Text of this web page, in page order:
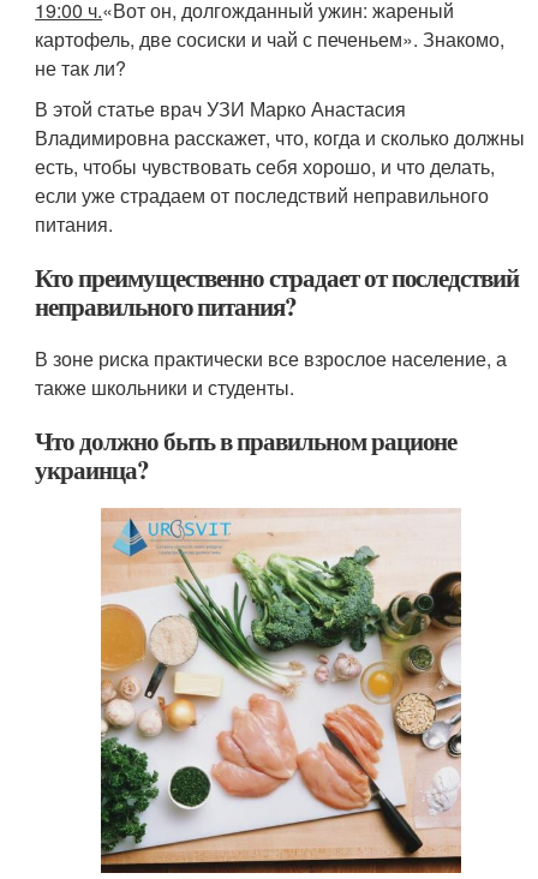
19:00 ч.«Вот он, долгожданный ужин: жареный
картофель, две сосиски и чай с печеньем». Знакомо,
не так ли?
В этой статье врач УЗИ Марко Анастасия
Владимировна расскажет, что, когда и сколько должны
есть, чтобы чувствовать себя хорошо, и что делать,
если уже страдаем от последствий неправильного
питания.
Кто преимущественно страдает от последствий
неправильного питания?
В зоне риска практически все взрослое население, а
также школьники и студенты.
Что должно быть в правильном рационе
украинца?